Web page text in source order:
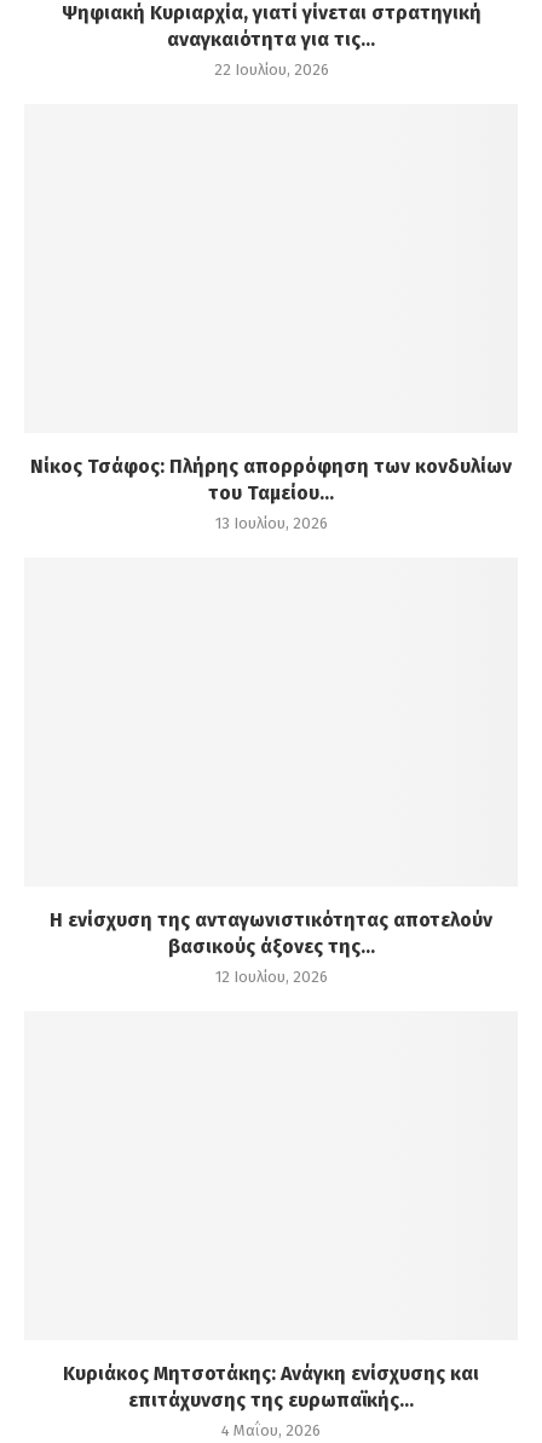
Ψηφιακή Κυριαρχία, γιατί γίνεται στρατηγική
αναγκαιότητα για τις...
22 Ιουλίου, 2026
Νίκος Τσάφος: Πλήρης απορρόφηση των κονδυλίων
του Ταμείου...
13 Ιουλίου, 2026
Η ενίσχυση της ανταγωνιστικότητας αποτελούν
βασικούς άξονες της...
12 Ιουλίου, 2026
Κυριάκος Μητσοτάκης: Ανάγκη ενίσχυσης και
επιτάχυνσης της ευρωπαϊκής...
4 Μαΐου, 2026